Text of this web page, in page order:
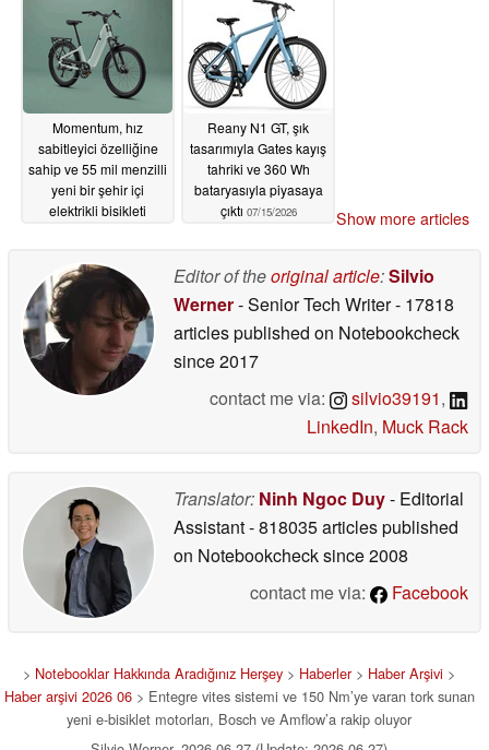
Momentum, hız
sabitleyici özelliğine
sahip ve 55 mil menzilli
yeni bir şehir içi
elektrikli bisikleti
Reany N1 GT, şık
tasarımıyla Gates kayış
tahriki ve 360 Wh
bataryasıyla piyasaya
çıktı 07/15/2026 Show more articles
Editor of theoriginal article:Silvio
Werner- Senior Tech Writer- 17818
articles published on Notebookcheck
since 2017
contact me via:
silvio39191,
LinkedIn, Muck Rack
Translator: Ninh Ngoc Duy- Editorial
Assistant- 818035 articles published
on Notebookchecksince 2008
contact me via:
Facebook
> Notebooklar Hakkında Aradığınız Herşey > Haberler> Haber Arşivi >
Haber arşivi 2026 06> Entegre vites sistemi ve 150 Nm’ye varan tork sunan
yeni e-bisiklet motorları, Bosch ve Amflow’a rakip oluyor